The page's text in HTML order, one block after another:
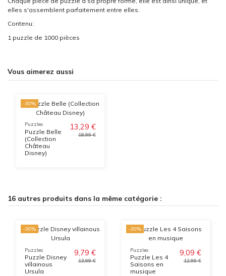
elles s'assemblent parfaitement entre elles.
Contenu:
1 puzzle de 1000 pièces
Vous aimerez aussi
-30%
Puzzles
Puzzle Belle
(Collection
Château
Disney)
13,29 €
18,99 €
16 autres produits dans la même catégorie :
-30%
Puzzles
Puzzle Disney
villainous
Ursula
9,79 €
13,99 €
-30%
Puzzles
Puzzle Les 4
Saisons en
musique
9,09 €
12,99 €